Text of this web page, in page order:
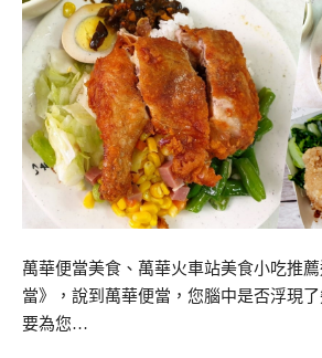
萬華便當美食、萬華火車站美食小吃推
當》，說到萬華便當，您腦中是否浮現
要為您…